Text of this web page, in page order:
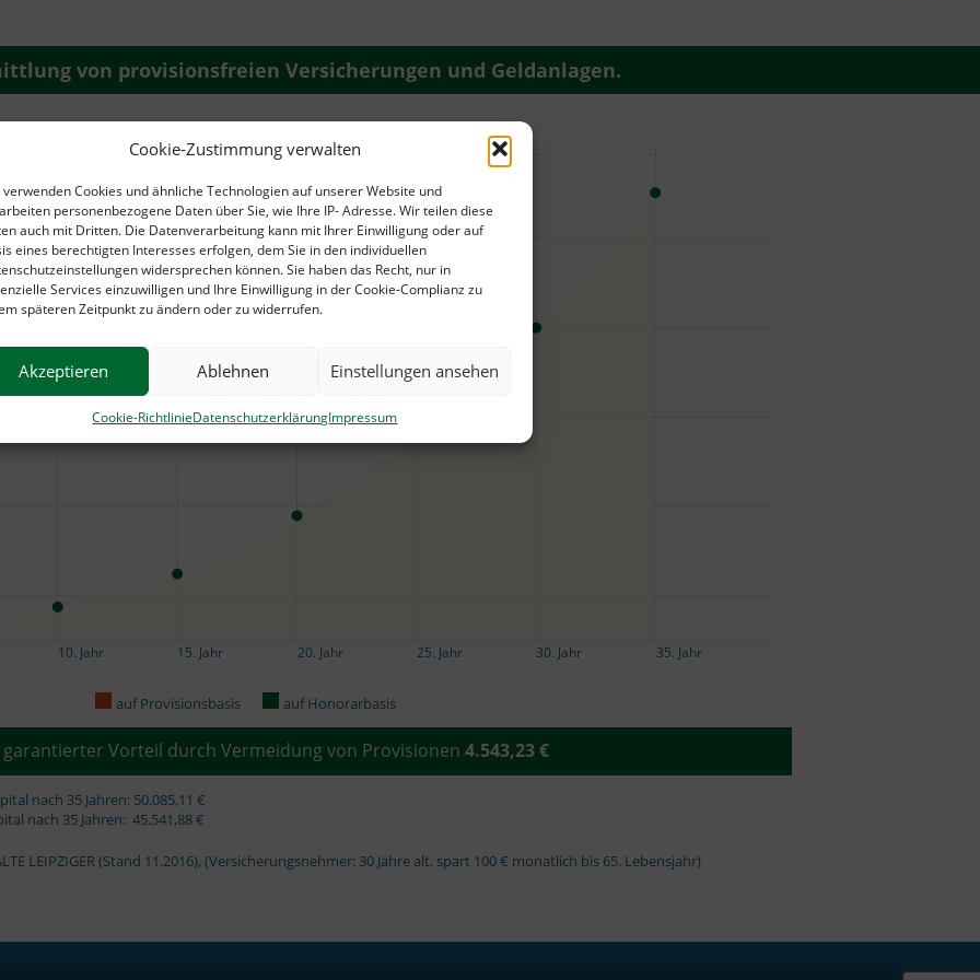
Cookie-Zustimmung verwalten
verwenden Cookies und ähnliche Technologien auf unserer Website und
personenbezogene Daten über Sie, wie Ihre IP- Adresse. Wir teilen diese
auch mit Dritten. Die Datenverarbeitung kann mit Ihrer Einwilligung oder auf
eines berechtigten Interesses erfolgen, dem Sie in den individuellen
widersprechen können. Sie haben das Recht, nur in
Services einzuwilligen und Ihre Einwilligung in der Cookie-Complianz zu
späteren Zeitpunkt zu ändern oder zu widerrufen.
Akzeptieren Ablehnen Einstellungen ansehen
Cookie-RichtlinieDatenschutzerklärungImpressum
von provisionsfreien Versicherungen und Geldanlagen.
von Beginn an kontinuierlich
werden ihrem Kapital entnommen
10. Jahr 15. Jahr 20. Jahr 25. Jahr 30. Jahr 35. Jahr
auf Provisionsbasis auf Honorarbasis
Vorteil durch Vermeidung von Provisionen 4.543,23 €
nach 35 Jahren: 50.085,11 €
nach 35 Jahren: 45.541,88 €
LEIPZIGER (Stand 11.2016), (Versicherungsnehmer: 30 Jahre alt, spart 100 € monatlich bis 65. Lebensjahr)